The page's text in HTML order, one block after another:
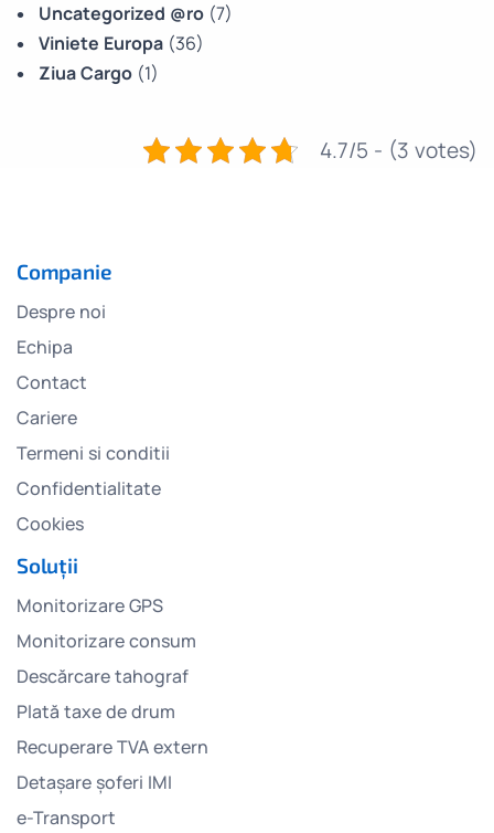
Uncategorized @ro (7)
Viniete Europa (36)
Ziua Cargo (1)
4.7/5 - (3 votes)
Companie
Despre noi
Echipa
Contact
Cariere
Termeni si conditii
Confidentialitate
Cookies
Soluții
Monitorizare GPS
Monitorizare consum
Descărcare tahograf
Plată taxe de drum
Recuperare TVA extern
Detașare șoferi IMI
e-Transport